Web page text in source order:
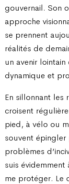
gouvernail. Son
approche
se prennent
réalités de
un avenir
dynamique et
En sillonnant les
croisent
pied, à vélo ou
souvent
problèmes
suis évidemment
me protéger. Le